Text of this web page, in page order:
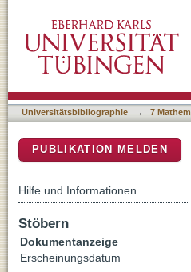
Chalicotheriidae) at
Universitätsbibliographie → 7
PUBLIKATION MELDEN
Hilfe und Informationen
Stöbern
Dokumentanzeige
Erscheinungsdatum